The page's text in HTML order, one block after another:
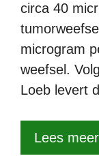
circa 40
microgram
weefsel.
Loeb levert
Lees meer